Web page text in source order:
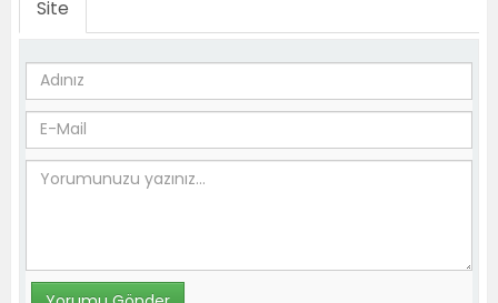
Site